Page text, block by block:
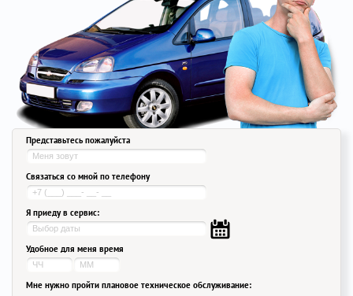
Представьтесь пожалуйста
Связаться со мной по телефону
Я приеду в сервис:
Удобное для меня время
Мне нужно пройти плановое техническое обслуживание: